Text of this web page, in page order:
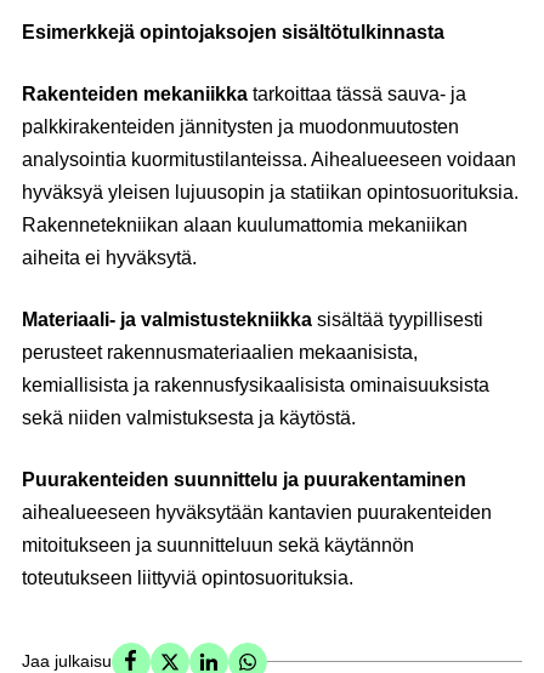
Esimerkkejä opintojaksojen sisältötulkinnasta
Rakenteiden mekaniikka tarkoittaa tässä sauva- ja
palkkirakenteiden jännitysten ja muodonmuutosten
analysointia kuormitustilanteissa. Aihealueeseen voidaan
hyväksyä yleisen lujuusopin ja statiikan opintosuorituksia.
Rakennetekniikan alaan kuulumattomia mekaniikan
aiheita ei hyväksytä.
Materiaali- ja valmistustekniikka sisältää tyypillisesti
perusteet rakennusmateriaalien mekaanisista,
kemiallisista ja rakennusfysikaalisista ominaisuuksista
sekä niiden valmistuksesta ja käytöstä.
Puurakenteiden suunnittelu ja puurakentaminen
aihealueeseen hyväksytään kantavien puurakenteiden
mitoitukseen ja suunnitteluun sekä käytännön
toteutukseen liittyviä opintosuorituksia.
Jaa julkaisu